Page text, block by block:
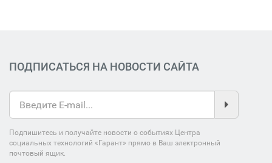
ПОДПИСАТЬСЯ НА НОВОСТИ САЙТА
Подпишитесь и получайте новости о событиях Центра
социальных технологий «Гарант» прямо в Ваш электронный
почтовый ящик.